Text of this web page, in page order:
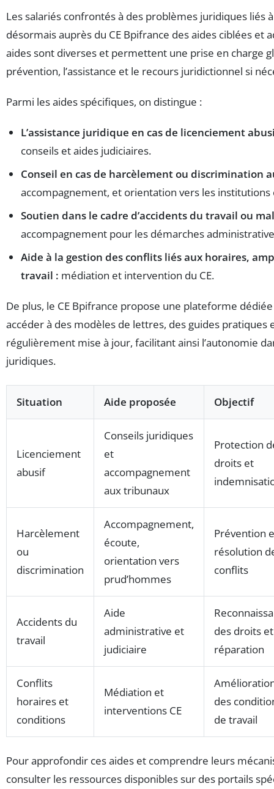
Les salariés confrontés à des problèmes juridiques liés
désormais auprès du CE Bpifrance des aides ciblées et
aides sont diverses et permettent une prise en charge
prévention, l’assistance et le recours juridictionnel si
Parmi les aides spécifiques, on distingue :
L’assistance juridique en cas de licenciement
conseils et aides judiciaires.
Conseil en cas de harcèlement ou discrimination
accompagnement, et orientation vers les
Soutien dans le cadre d’accidents du travail ou
accompagnement pour les démarches
Aide à la gestion des conflits liés aux horaires,
travail : médiation et intervention du CE.
De plus, le CE Bpifrance propose une plateforme
accéder à des modèles de lettres, des guides pratiques
régulièrement mise à jour, facilitant ainsi l’autonomie
juridiques.
Situation Aide proposée Objectif
Licenciement
abusif
Conseils juridiques
et
accompagnement
aux tribunaux
Protection
droits et
Harcèlement
ou
discrimination
Accompagnement,
écoute,
orientation vers
prud’hommes
Prévention
résolution
conflits
Accidents du
travail
Aide
administrative et
judiciaire
des droits et
réparation
Conflits
horaires et
conditions
Médiation et
interventions CE
des
de travail
Pour approfondir ces aides et comprendre leurs
consulter les ressources disponibles sur des portails